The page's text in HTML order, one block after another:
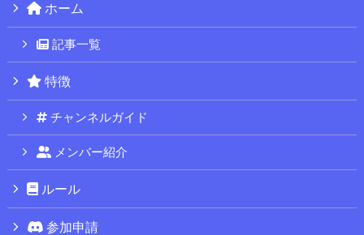
ホーム
記事一覧
特徴
チャンネルガイド
メンバー紹介
ルール
参加申請